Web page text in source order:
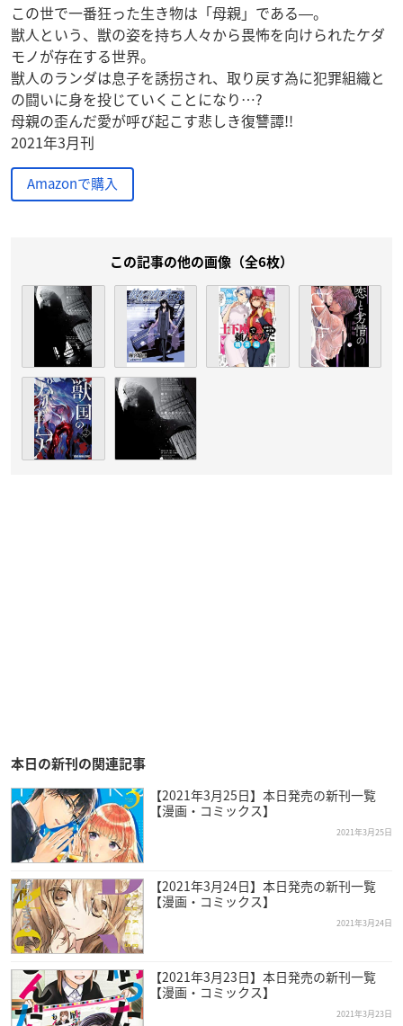
この世で一番狂った生き物は「母親」である―。
獣人という、獣の姿を持ち人々から畏怖を向けられたケダ
モノが存在する世界。
獣人のランダは息子を誘拐され、取り戻す為に犯罪組織と
の闘いに身を投じていくことになり…?
母親の歪んだ愛が呼び起こす悲しき復讐譚!!
2021年3月刊
Amazonで購入
この記事の他の画像（全6枚）
本日の新刊の関連記事
【2021年3月25日】本日発売の新刊一覧
【漫画・コミックス】
2021年3月25日
【2021年3月24日】本日発売の新刊一覧
【漫画・コミックス】
2021年3月24日
【2021年3月23日】本日発売の新刊一覧
【漫画・コミックス】
2021年3月23日